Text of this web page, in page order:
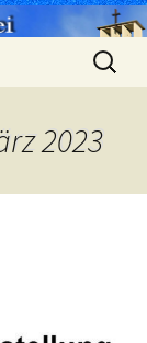
Suchen
nach:
2023